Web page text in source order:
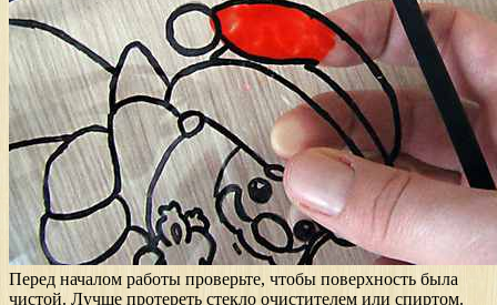
Перед началом работы проверьте, чтобы поверхность была
чистой. Лучше протереть стекло очистителем или спиртом.